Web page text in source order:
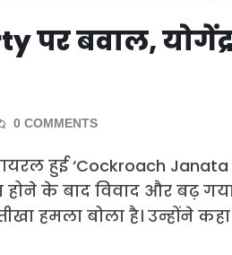
पर बवाल,
0 COMMENTS
हुई ‘Cockroach Janata
के बाद विवाद और बढ़
हमला बोला है। उन्होंने